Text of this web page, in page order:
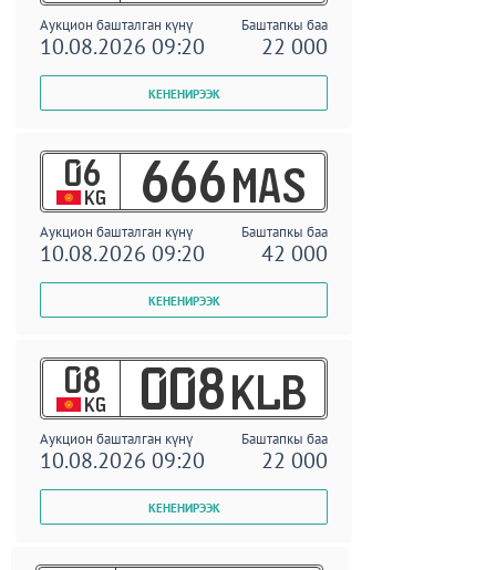
Аукцион башталган күнү Баштапкы баа
10.08.2026 09:20 22 000
06
KG 666 MAS
Аукцион башталган күнү Баштапкы баа
10.08.2026 09:20 42 000
08
KG 008 KLB
Аукцион башталган күнү Баштапкы баа
10.08.2026 09:20 22 000